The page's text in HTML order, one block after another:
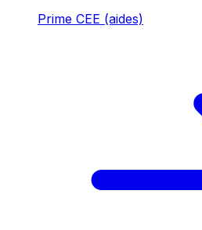
Prime CEE (aides)